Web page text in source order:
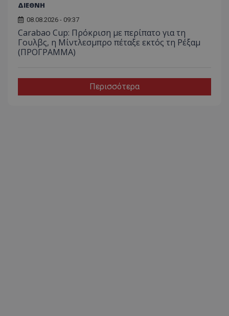
ΔΙΕΘΝΗ
08.08.2026 - 09:37
Carabao Cup: Πρόκριση με περίπατο για τη
Γουλβς, η Μίντλεσμπρο πέταξε εκτός τη Ρέξαμ
(ΠΡΟΓΡΑΜΜΑ)
Περισσότερα